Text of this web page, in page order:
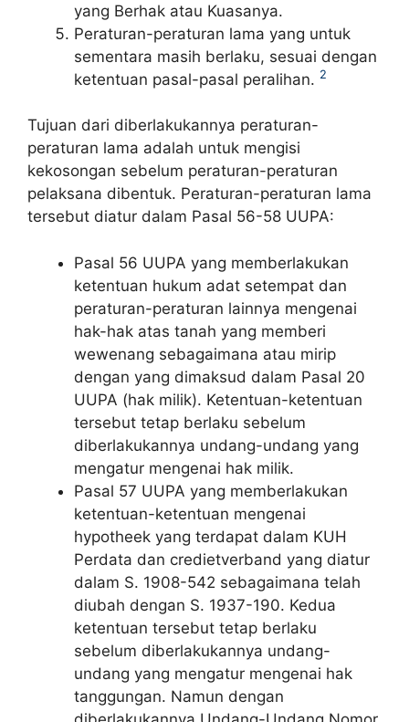
yang Berhak atau Kuasanya.
Peraturan-peraturan lama yang untuk
sementara masih berlaku, sesuai dengan
ketentuan pasal-pasal peralihan. 2
Tujuan dari diberlakukannya peraturan-
peraturan lama adalah untuk mengisi
kekosongan sebelum peraturan-peraturan
pelaksana dibentuk. Peraturan-peraturan lama
tersebut diatur dalam Pasal 56-58 UUPA:
Pasal 56 UUPA yang memberlakukan
ketentuan hukum adat setempat dan
peraturan-peraturan lainnya mengenai
hak-hak atas tanah yang memberi
wewenang sebagaimana atau mirip
dengan yang dimaksud dalam Pasal 20
UUPA (hak milik). Ketentuan-ketentuan
tersebut tetap berlaku sebelum
diberlakukannya undang-undang yang
mengatur mengenai hak milik.
Pasal 57 UUPA yang memberlakukan
ketentuan-ketentuan mengenai
hypotheek yang terdapat dalam KUH
Perdata dan credietverband yang diatur
dalam S. 1908-542 sebagaimana telah
diubah dengan S. 1937-190. Kedua
ketentuan tersebut tetap berlaku
sebelum diberlakukannya undang-
undang yang mengatur mengenai hak
tanggungan. Namun dengan